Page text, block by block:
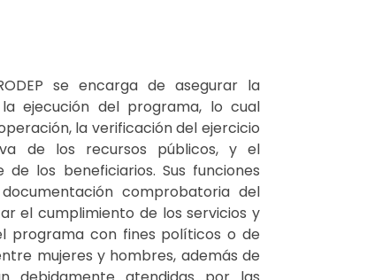
se encarga de asegurar la
ejecución del programa, lo cual
la verificación del ejercicio
de los recursos públicos, y el
los beneficiarios. Sus funciones
comprobatoria del
el cumplimiento de los servicios y
programa con fines políticos o de
mujeres y hombres, además de